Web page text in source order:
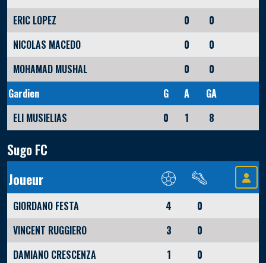
ERIC LOPEZ
0
0
NICOLAS MACEDO
0
0
MOHAMAD MUSHAL
0
0
Gardien
G A
GA
ELI MUSIELIAS
0 1 8
Sugo FC
Joueur
GIORDANO FESTA 4
0
VINCENT RUGGIERO
3
0
DAMIANO CRESCENZA
1
0